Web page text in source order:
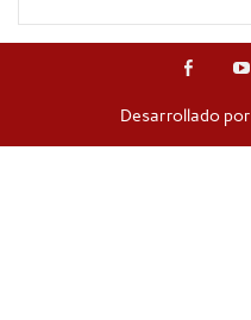
Desarrollado por